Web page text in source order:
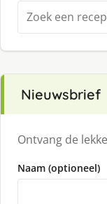
Zoeken
naar:
Nieuwsbrief
Ontvang de
Naam (optioneel)